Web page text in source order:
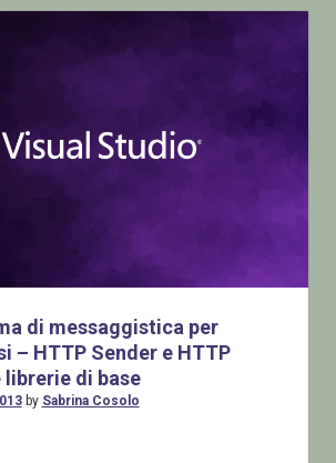
di messaggistica per
– HTTP Sender e HTTP
librerie di base
by Sabrina Cosolo